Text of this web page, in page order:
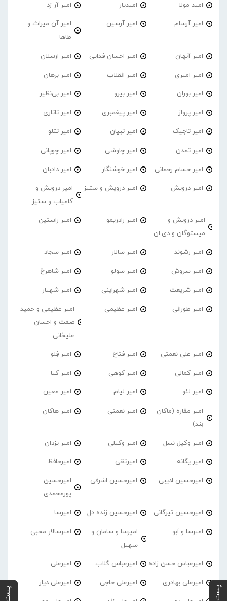
امید مولا امیدیار امیر آر زد
امیر آرسام امیر آرسین
امیر آن میراث و
طاها
امیر آیهان امیر احسان فدایی امیر ارسلان
امیر امیری امیر انقلاب امیر برهان
امیر‌ بوران امیر بیرو امیر بی‌نظیر
امیر پرواز امیر پیغمبری امیر تاتاری
امیر تاجیک امیر تبیان امیر تتلو
امیر تمدن امیر چاوشی امیر چوپانی
امیر حسام رحمانی امیر خوشنگار امیر دادبان
امیر درویش امیر درویش و ستیز
امیر درویش و
کامیاب و ستیز
امیر درویش و
میستوگان و دی.ان
امیر رادریمو امیر راستین
امیر رشوند امیر سالار امیر سجاد
امیر سروش امیر سولو امیر شاهرخ
امیر شریعت امیر شهراینی امیر شهیار
امیر طورانی امیر عظیمی
امیر عظیمی و حمید
صفت و احسان
علیخانی
امیر علی نعمتی امیر فتاح امیر فِلو
امیر کمالی امیر کوهی امیر کیا
امیر لئو امیر لیام امیر معین
امیر مقاره (ماکان
بند)
امیر نعمتی امیر هاکان
امیر وکیل نسل امیر وکیلی امیر یزدان
امیر یگانه امیرتقی امیرحافظ
امیرحسین ادیبی امیرحسین اشرفی
امیرحسین
پورمحمدی
امیرحسین تیرگانی امیرحسین زنده دل امیرسا
امیرسا و اَبو
امیرسا و سامان و
سهیل
امیرسالار محبی
امیرعباس حسن زاده امیرعباس گلاب امیرعلی
امیرعلی بهادری امیرعلی حاجی امیرعلی دیار